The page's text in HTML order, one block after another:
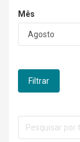
Mês
Filtrar